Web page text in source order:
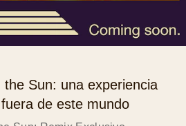
the Sun: una experiencia
de este mundo